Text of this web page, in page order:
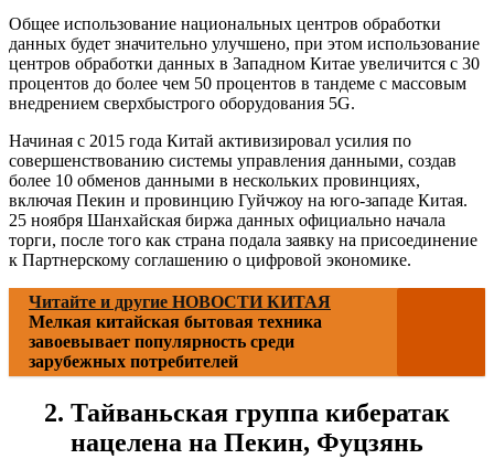
Общее использование национальных центров обработки
данных будет значительно улучшено, при этом использование
центров обработки данных в Западном Китае увеличится с 30
процентов до более чем 50 процентов в тандеме с массовым
внедрением сверхбыстрого оборудования 5G.
Начиная с 2015 года Китай активизировал усилия по
совершенствованию системы управления данными, создав
более 10 обменов данными в нескольких провинциях,
включая Пекин и провинцию Гуйчжоу на юго-западе Китая.
25 ноября Шанхайская биржа данных официально начала
торги, после того как страна подала заявку на присоединение
к Партнерскому соглашению о цифровой экономике.
Читайте и другие НОВОСТИ КИТАЯ
Мелкая китайская бытовая техника
завоевывает популярность среди
зарубежных потребителей
2. Тайваньская группа кибератак
нацелена на Пекин, Фуцзянь